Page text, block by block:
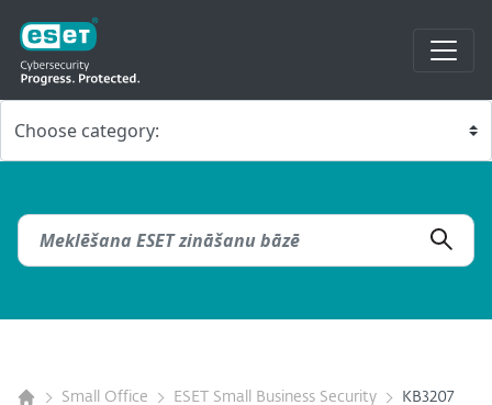
Small Office ESET Small Business Security KB3207